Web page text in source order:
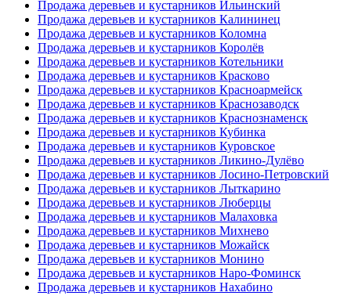
Продажа деревьев и кустарников Ильинский
Продажа деревьев и кустарников Калининец
Продажа деревьев и кустарников Коломна
Продажа деревьев и кустарников Королёв
Продажа деревьев и кустарников Котельники
Продажа деревьев и кустарников Красково
Продажа деревьев и кустарников Красноармейск
Продажа деревьев и кустарников Краснозаводск
Продажа деревьев и кустарников Краснознаменск
Продажа деревьев и кустарников Кубинка
Продажа деревьев и кустарников Куровское
Продажа деревьев и кустарников Ликино-Дулёво
Продажа деревьев и кустарников Лосино-Петровский
Продажа деревьев и кустарников Лыткарино
Продажа деревьев и кустарников Люберцы
Продажа деревьев и кустарников Малаховка
Продажа деревьев и кустарников Михнево
Продажа деревьев и кустарников Можайск
Продажа деревьев и кустарников Монино
Продажа деревьев и кустарников Наро-Фоминск
Продажа деревьев и кустарников Нахабино